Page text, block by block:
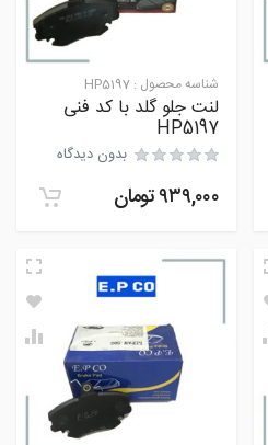
شناسه محصول : HP5197
لنت جلو گلد با کد فنی
HP5197
بدون دیدگاه
۹۳۹,۰۰۰تومان